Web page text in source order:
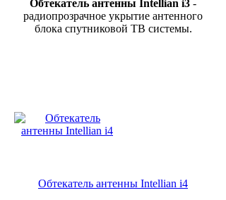
Обтекатель антенны Intellian i3 -
радиопрозрачное укрытие антенного
блока спутниковой ТВ системы.
Обтекатель антенны Intellian i4